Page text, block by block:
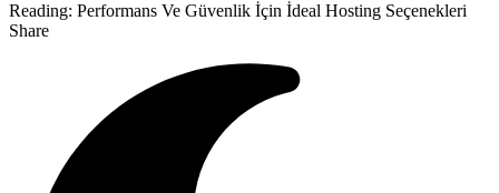
Reading: Performans Ve Güvenlik İçin İdeal Hosting Seçenekleri
Share